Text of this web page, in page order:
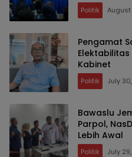
Politik
Pengamat
Elektabilitas
Kabinet
Politik July
Bawaslu
Parpol,
Lebih Awal
Politik July